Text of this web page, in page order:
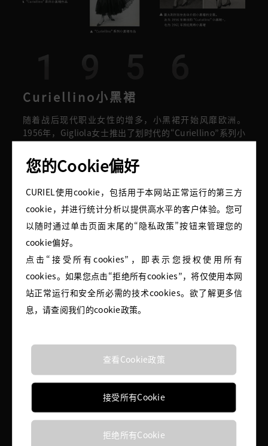
1956
Curiellino小黑裙
随着战后现代职业女性的增多，小黑裙开始风靡欧洲。
1956年，Gigliola女士推出了划时代的“Curiellino”系列小
品。
1960
进军国际
Gigliola女士是致力于以全球化视野推动意大利制造的先
您的Cookie偏好
CURIEL使用cookie，包括用于本网站正常运行的第三方
cookie，并进行统计分析以提供高水平的客户体验。您可
以随时通过单击页面末尾的“隐私政策”按钮来管理您的
cookie偏好。
点击“接受所有cookies”，即表示您授权使用所有
cookies。如果您点击“拒绝所有cookies”，将仅使用本网
站正常运行和安全所必需的技术cookies。欲了解更多信
息，请查阅我们的cookie政策。
查看Cookie政策
接受所有Cookie
拒绝所有Cookie